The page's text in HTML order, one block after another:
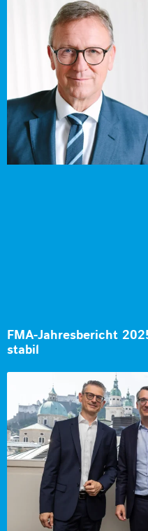
FMA-Jahresbericht
stabil